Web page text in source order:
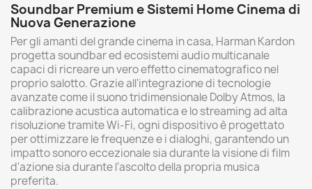
Soundbar Premium e Sistemi Home Cinema di
Nuova Generazione
Per gli amanti del grande cinema in casa, Harman Kardon
progetta soundbar ed ecosistemi audio multicanale
capaci di ricreare un vero effetto cinematografico nel
proprio salotto. Grazie all'integrazione di tecnologie
avanzate come il suono tridimensionale Dolby Atmos, la
calibrazione acustica automatica e lo streaming ad alta
risoluzione tramite Wi-Fi, ogni dispositivo è progettato
per ottimizzare le frequenze e i dialoghi, garantendo un
impatto sonoro eccezionale sia durante la visione di film
d'azione sia durante l'ascolto della propria musica
preferita.